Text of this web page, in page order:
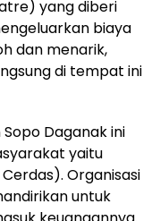
yang diberi
biaya
dan menarik,
di tempat ini
Daganak ini
yaitu
Organisasi
untuk